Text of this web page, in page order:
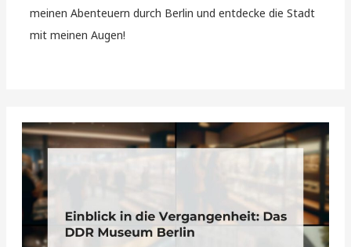
meinen Abenteuern durch Berlin und entdecke die Stadt
mit meinen Augen!